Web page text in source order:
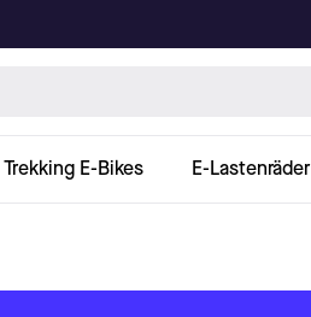
Trekking E-Bikes E-Lastenräder